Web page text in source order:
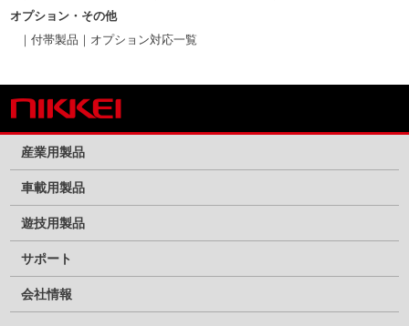
オプション・その他
付帯製品
オプション対応一覧
産業用製品
車載用製品
遊技用製品
サポート
会社情報